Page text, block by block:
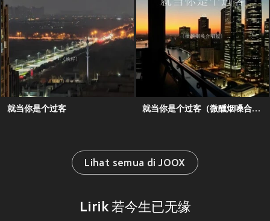
就当你是个过客 就当你是个过客（微醺烟嗓合唱版）
Lihat semua di JOOX
Lirik 若今生已无缘